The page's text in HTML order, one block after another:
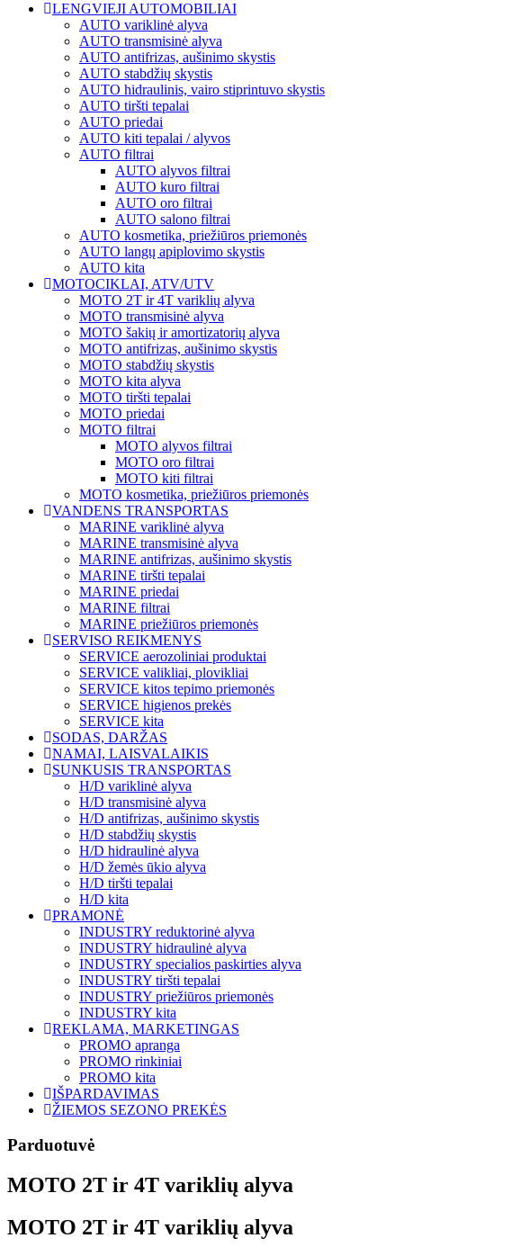
LENGVIEJI AUTOMOBILIAI
AUTO variklinė alyva
AUTO transmisinė alyva
AUTO antifrizas, aušinimo skystis
AUTO stabdžių skystis
AUTO hidraulinis, vairo stiprintuvo skystis
AUTO tiršti tepalai
AUTO priedai
AUTO kiti tepalai / alyvos
AUTO filtrai
AUTO alyvos filtrai
AUTO kuro filtrai
AUTO oro filtrai
AUTO salono filtrai
AUTO kosmetika, priežiūros priemonės
AUTO langų apiplovimo skystis
AUTO kita
MOTOCIKLAI, ATV/UTV
MOTO 2T ir 4T variklių alyva
MOTO transmisinė alyva
MOTO šakių ir amortizatorių alyva
MOTO antifrizas, aušinimo skystis
MOTO stabdžių skystis
MOTO kita alyva
MOTO tiršti tepalai
MOTO priedai
MOTO filtrai
MOTO alyvos filtrai
MOTO oro filtrai
MOTO kiti filtrai
MOTO kosmetika, priežiūros priemonės
VANDENS TRANSPORTAS
MARINE variklinė alyva
MARINE transmisinė alyva
MARINE antifrizas, aušinimo skystis
MARINE tiršti tepalai
MARINE priedai
MARINE filtrai
MARINE priežiūros priemonės
SERVISO REIKMENYS
SERVICE aerozoliniai produktai
SERVICE valikliai, plovikliai
SERVICE kitos tepimo priemonės
SERVICE higienos prekės
SERVICE kita
SODAS, DARŽAS
NAMAI, LAISVALAIKIS
SUNKUSIS TRANSPORTAS
H/D variklinė alyva
H/D transmisinė alyva
H/D antifrizas, aušinimo skystis
H/D stabdžių skystis
H/D hidraulinė alyva
H/D žemės ūkio alyva
H/D tiršti tepalai
H/D kita
PRAMONĖ
INDUSTRY reduktorinė alyva
INDUSTRY hidraulinė alyva
INDUSTRY specialios paskirties alyva
INDUSTRY tiršti tepalai
INDUSTRY priežiūros priemonės
INDUSTRY kita
REKLAMA, MARKETINGAS
PROMO apranga
PROMO rinkiniai
PROMO kita
IŠPARDAVIMAS
ŽIEMOS SEZONO PREKĖS
Parduotuvė
MOTO 2T ir 4T variklių alyva
MOTO 2T ir 4T variklių alyva